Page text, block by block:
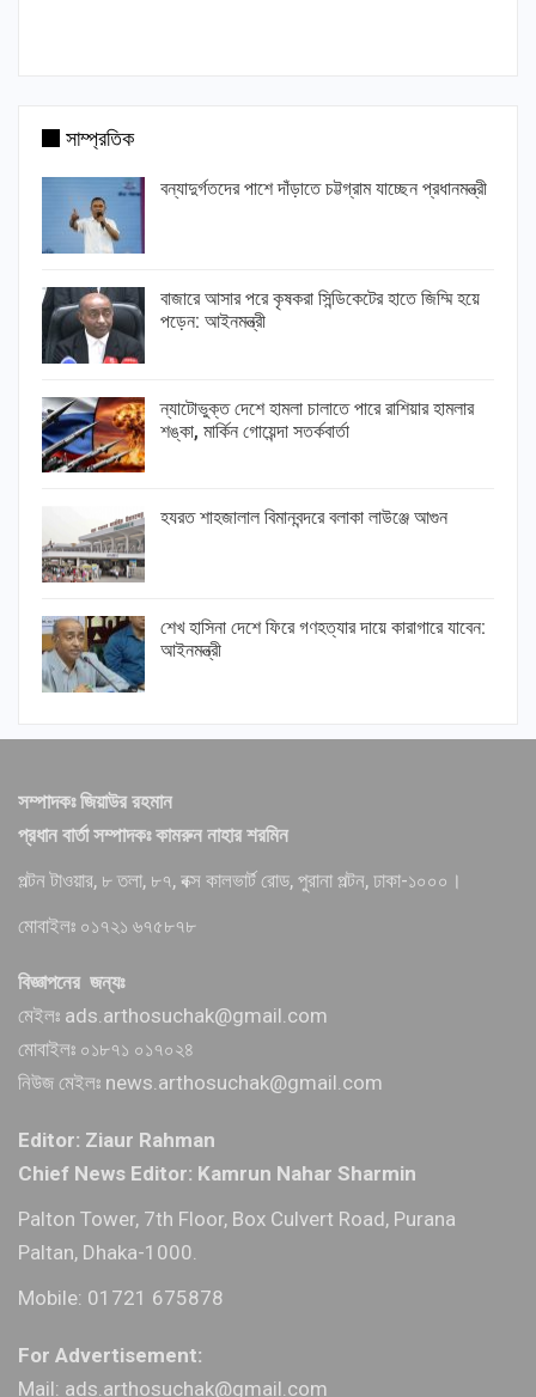
সাম্প্রতিক
বন্যাদুর্গতদের পাশে দাঁড়াতে চট্টগ্রাম যাচ্ছেন প্রধানমন্ত্রী
বাজারে আসার পরে কৃষকরা সিন্ডিকেটের হাতে জিম্মি হয়ে
পড়েন: আইনমন্ত্রী
ন্যাটোভুক্ত দেশে হামলা চালাতে পারে রাশিয়ার হামলার
শঙ্কা, মার্কিন গোয়েন্দা সতর্কবার্তা
হযরত শাহজালাল বিমানবন্দরে বলাকা লাউঞ্জে আগুন
শেখ হাসিনা দেশে ফিরে গণহত্যার দায়ে কারাগারে যাবেন:
আইনমন্ত্রী
সম্পাদকঃ জিয়াউর রহমান
প্রধান বার্তা সম্পাদকঃ কামরুন নাহার শরমিন
পল্টন টাওয়ার, ৮ তলা, ৮৭, বক্স কালভার্ট রোড, পুরানা পল্টন, ঢাকা-১০০০।
মোবাইলঃ ০১৭২১ ৬৭৫৮৭৮
বিজ্ঞাপনের জন্যঃ
মেইলঃ ads.arthosuchak@gmail.com
মোবাইলঃ ০১৮৭১ ০১৭০২৪
নিউজ মেইলঃ news.arthosuchak@gmail.com
Editor: Ziaur Rahman
Chief News Editor: Kamrun Nahar Sharmin
Palton Tower, 7th Floor, Box Culvert Road, Purana
Paltan, Dhaka-1000.
Mobile: 01721 675878
For Advertisement:
Mail: ads.arthosuchak@gmail.com